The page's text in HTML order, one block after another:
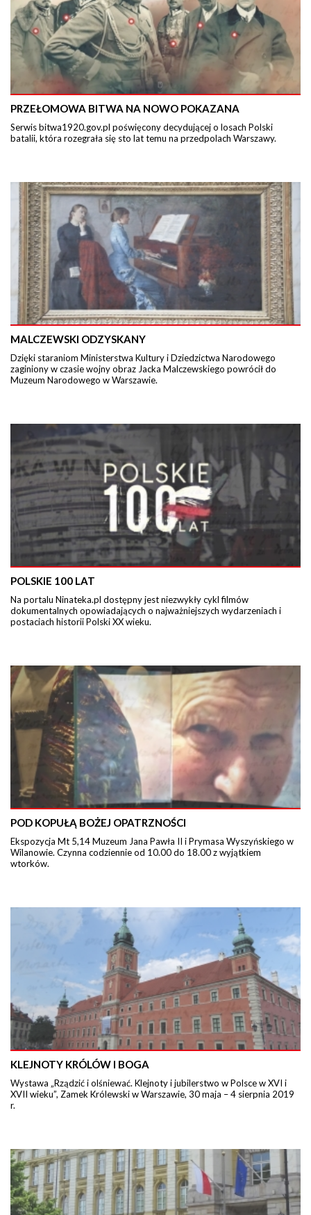
PRZEŁOMOWA BITWA NA NOWO POKAZANA
Serwis bitwa1920.gov.pl poświęcony decydującej o losach Polski
batalii, która rozegrała się sto lat temu na przedpolach Warszawy.
MALCZEWSKI ODZYSKANY
Dzięki staraniom Ministerstwa Kultury i Dziedzictwa Narodowego
zaginiony w czasie wojny obraz Jacka Malczewskiego powrócił do
Muzeum Narodowego w Warszawie.
POLSKIE 100 LAT
Na portalu Ninateka.pl dostępny jest niezwykły cykl filmów
dokumentalnych opowiadających o najważniejszych wydarzeniach i
postaciach historii Polski XX wieku.
POD KOPUŁĄ BOŻEJ OPATRZNOŚCI
Ekspozycja Mt 5,14 Muzeum Jana Pawła II i Prymasa Wyszyńskiego w
Wilanowie. Czynna codziennie od 10.00 do 18.00 z wyjątkiem
wtorków.
KLEJNOTY KRÓLÓW I BOGA
Wystawa „Rządzić i olśniewać. Klejnoty i jubilerstwo w Polsce w XVI i
XVII wieku”, Zamek Królewski w Warszawie, 30 maja – 4 sierpnia 2019
r.